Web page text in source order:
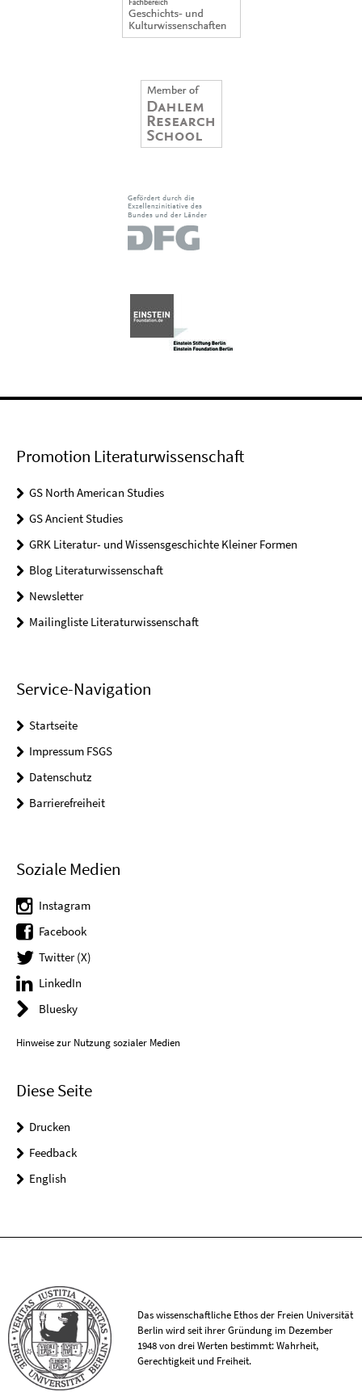
Promotion Literaturwissenschaft
GS North American Studies
GS Ancient Studies
GRK Literatur- und Wissensgeschichte Kleiner Formen
Blog Literaturwissenschaft
Newsletter
Mailingliste Literaturwissenschaft
Service-Navigation
Startseite
Impressum FSGS
Datenschutz
Barrierefreiheit
Soziale Medien
Instagram
Facebook
Twitter (X)
LinkedIn
Bluesky
Hinweise zur Nutzung sozialer Medien
Diese Seite
Drucken
Feedback
English
Das wissenschaftliche Ethos der Freien Universität
Berlin wird seit ihrer Gründung im Dezember
1948 von drei Werten bestimmt: Wahrheit,
Gerechtigkeit und Freiheit.